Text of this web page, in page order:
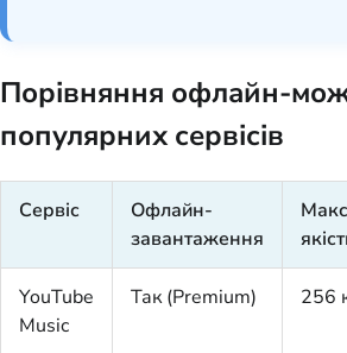
Порівняння офлайн-
популярних сервісів
Сервіс
Офлайн-
завантаження
YouTube
Music
Так (Premium) 256